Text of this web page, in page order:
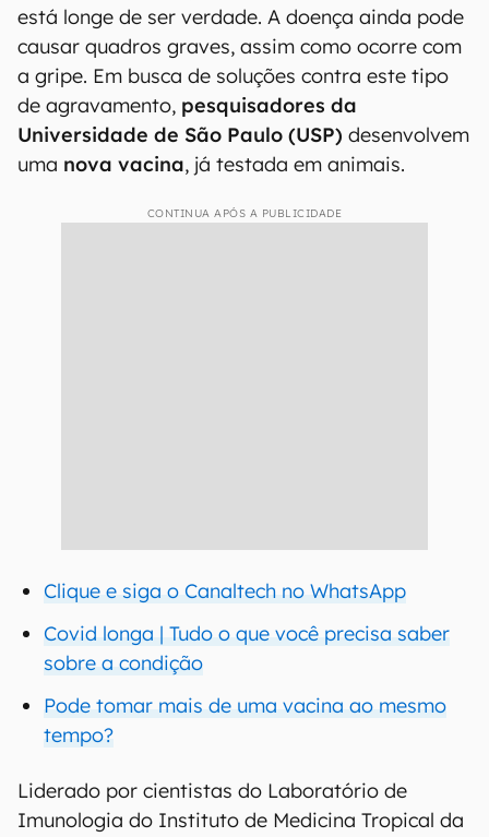
está longe de ser verdade. A doença ainda pode
causar quadros graves, assim como ocorre com
a gripe. Em busca de soluções contra este tipo
de agravamento, pesquisadores da
Universidade de São Paulo (USP) desenvolvem
uma nova vacina, já testada em animais.
CONTINUA APÓS A PUBLICIDADE
Clique e siga o Canaltech no WhatsApp
Covid longa | Tudo o que você precisa saber
sobre a condição
Pode tomar mais de uma vacina ao mesmo
tempo?
Liderado por cientistas do Laboratório de
Imunologia do Instituto de Medicina Tropical da